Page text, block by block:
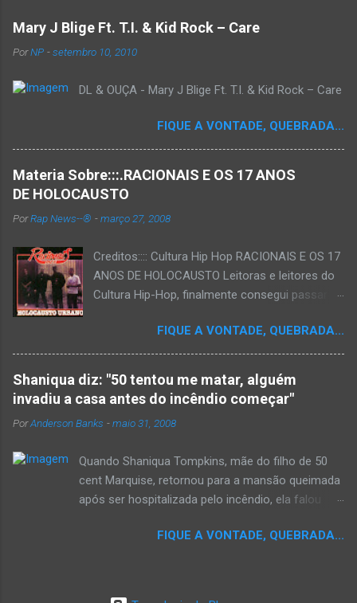
u
m
m
á
i
o
Mary J Blige Ft. T.I. & Kid Rock – Care
PorNP -setembro 10, 2010
DL & OUÇA - Mary J Blige Ft. T.I. & Kid Rock – Care
FIQUE A VONTADE, QUEBRADA...
Materia Sobre:::.RACIONAIS E OS 17 ANOS
DE HOLOCAUSTO
PorRap News--® -março 27, 2008
Creditos:::: Cultura Hip Hop RACIONAIS E OS 17
ANOS DE HOLOCAUSTO Leitoras e leitores do
Cultura Hip-Hop, finalmente consegui passar
que há muito tempo vinha maturando: uma
espécie de "ensaio-tributo" ao disco mais
importante do rap brasileiro, que completará 17
anos agora em 2008. Falo de "Holocausto
Urbano", do grupo paulistano Racionais MC's.
Como de costume, uma pequena digressão. É
que o brasileiro não tem memória. Fala-se
muito por aí que não cultuamos nossos
antepassados nem nossa rica história
cabe a nós, formadores de opinião
FIQUE A VONTADE, QUEBRADA...
Shaniqua diz: "50 tentou me matar, alguém
invadiu a casa antes do incêndio começar"
PorAnderson Banks -maio 31, 2008
Quando Shaniqua Tompkins, mãe do filho de 50
cent Marquise, retornou para a mansão queimada
após ser hospitalizada pelo incêndio, ela falou
argumentações ao jornal. quando um repórter
disse "sim teria, ele é obcecado e se ele não pode
FIQUE A VONTADE, QUEBRADA...